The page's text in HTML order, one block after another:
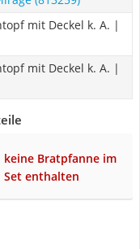
mit Deckel k. A. |
mit Deckel k. A. |
keine Bratpfanne im
Set enthalten